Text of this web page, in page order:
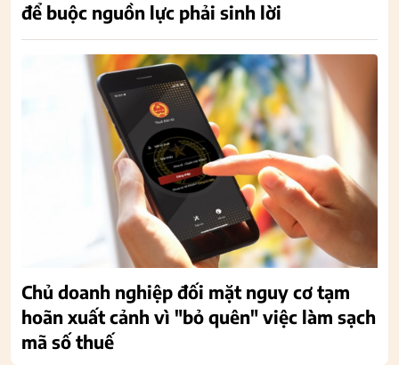
để buộc nguồn lực phải sinh lời
Chủ doanh nghiệp đối mặt nguy cơ tạm
hoãn xuất cảnh vì "bỏ quên" việc làm sạch
mã số thuế